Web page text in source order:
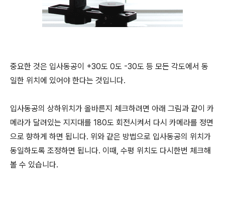
중요한 것은 입사동공이 +30도 0도 -30도 등 모든 각도에서 동
일한 위치에 있어야 한다는 것입니다.
입사동공의 상하위치가 올바른지 체크하려면 아래 그림과 같이 카
메라가 달려있는 지지대를 180도 회전시켜서 다시 카메라를 정면
으로 향하게 하면 됩니다. 위와 같은 방법으로 입사동공의 위치가
동일하도록 조정하면 됩니다. 이때, 수평 위치도 다시한번 체크해
볼 수 있습니다.